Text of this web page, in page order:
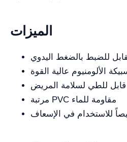
الميزات
للضبط بالضغط اليدوي
الألومنيوم عالية القوة
للطي لسلامة المريض
مرتبة PVC مقاومة للماء
للاستخدام في الإسعاف